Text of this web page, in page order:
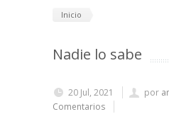
Inicio
Nadie lo sabe
20 Jul, 2021 por
Comentarios